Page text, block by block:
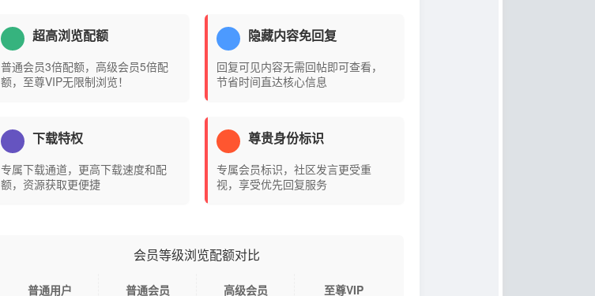
超高浏览配额
普通会员3倍配额，高级会员5倍配
额，至尊VIP无限制浏览！
隐藏内容免回复
回复可见内容无需回帖即可查看，
节省时间直达核心信息
下载特权
专属下载通道，更高下载速度和配
额，资源获取更便捷
尊贵身份标识
专属会员标识，社区发言更受重
视，享受优先回复服务
会员等级浏览配额对比
普通用户 普通会员 高级会员 至尊VIP